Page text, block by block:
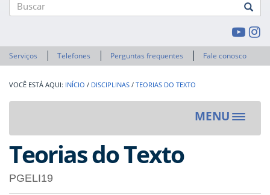
Serviços Telefones Perguntas frequentes Fale conosco
INÍCIO / DISCIPLINAS / TEORIAS DO TEXTO
MENU
Toggle
Teorias do Texto
PGELI19